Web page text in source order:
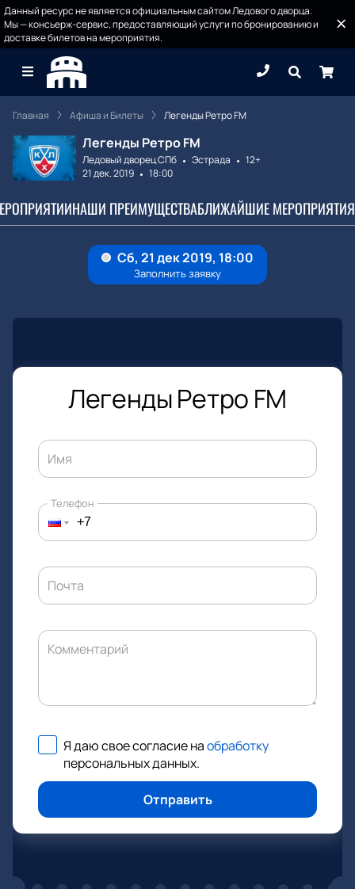
Данный ресурс не является официальным сайтом Ледового дворца.
Мы — консьерж-сервис, предоставляющий услуги по бронированию и
доставке билетов на мероприятия.
Главная Афиша и Билеты Легенды Ретро FM
Легенды Ретро FM
Ледовый дворец СПб Эстрада
12+
21 дек. 2019
18:00
НАШИ ПРЕИМУЩЕСТВАБЛИЖАЙШИЕ МЕРОПРИЯТИЯ
Легенды Ретро FM
Имя
Телефон
Почта
Комментарий
Я даю свое согласие наобработку
персональных данных.
Отправить